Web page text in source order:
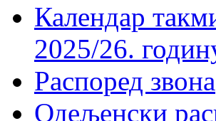
Календар
2025/26.
Распоред звона
Одељенски